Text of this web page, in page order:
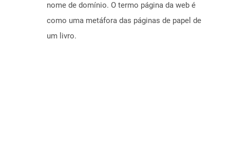
nome de domínio. O termo página da web é
como uma metáfora das páginas de papel de
um livro.